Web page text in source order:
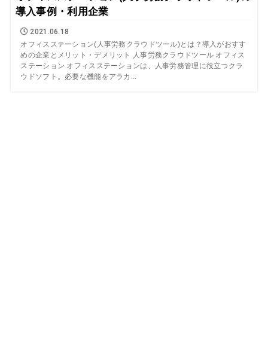
導入事例・利用企業
2021.06.18
オフィスステーション(人事労務クラウドツール)とは？導入がおすす
めの企業とメリット・デメリット 人事労務クラウドツール オフィス
ステーション オフィスステーションは、人事労務管理に役立つクラ
ウドソフト。必要な機能をアラカ...